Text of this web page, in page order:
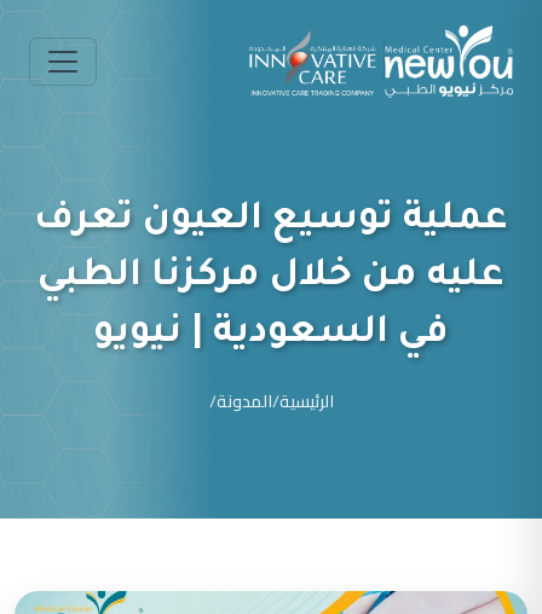
عملية توسيع العيون تعرف
عليه من خلال مركزنا الطبي
في السعودية | نيويو
الرئيسية/المدونة/